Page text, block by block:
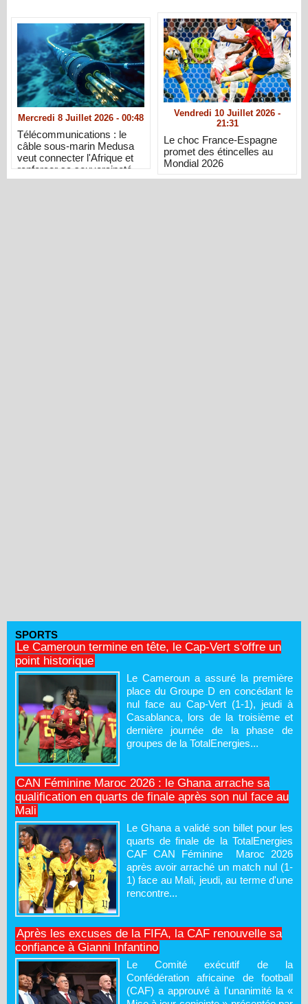
Mercredi 8 Juillet 2026 - 00:48
Télécommunications : le
câble sous-marin Medusa
veut connecter l'Afrique et
renforcer sa souveraineté
numérique
Vendredi 10 Juillet 2026 -
21:31
Le choc France-Espagne
promet des étincelles au
Mondial 2026
SPORTS
Le Cameroun termine en tête, le Cap-Vert s'offre un
point historique
Le Cameroun a assuré la première
place du Groupe D en concédant le
nul face au Cap-Vert (1-1), jeudi à
Casablanca, lors de la troisième et
dernière journée de la phase de
groupes de la TotalEnergies...
CAN Féminine Maroc 2026 : le Ghana arrache sa
qualification en quarts de finale après son nul face au
Mali
Le Ghana a validé son billet pour les
quarts de finale de la TotalEnergies
CAF CAN Féminine Maroc 2026
après avoir arraché un match nul (1-
1) face au Mali, jeudi, au terme d'une
rencontre...
Après les excuses de la FIFA, la CAF renouvelle sa
confiance à Gianni Infantino
Le Comité exécutif de la
Confédération africaine de football
(CAF) a approuvé à l'unanimité la «